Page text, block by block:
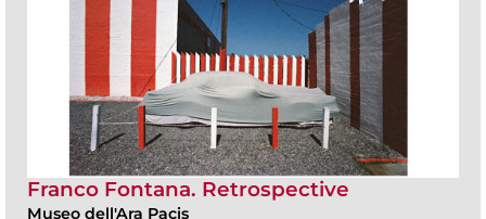
Franco Fontana. Retrospective
Museo dell'Ara Pacis